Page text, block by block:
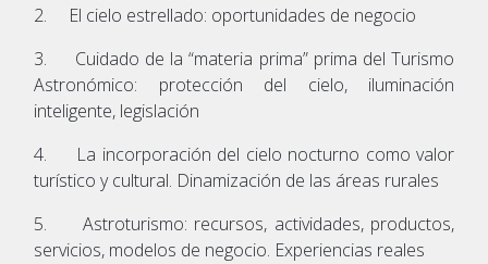
2. El cielo estrellado: oportunidades de negocio
3. Cuidado de la “materia prima” prima del Turismo
Astronómico: protección del cielo, iluminación
inteligente, legislación
4. La incorporación del cielo nocturno como valor
turístico y cultural. Dinamización de las áreas rurales
5. Astroturismo: recursos, actividades, productos,
servicios, modelos de negocio. Experiencias reales